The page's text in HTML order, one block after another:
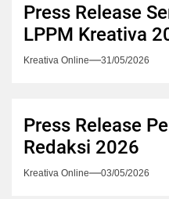
Press Release
LPPM Kreativa
Kreativa Online 31/05/2026
Press Release
Redaksi 2026
Kreativa Online 03/05/2026